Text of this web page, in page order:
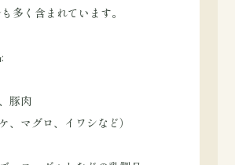
多く含まれています。
豚肉
、マグロ、イワシなど）